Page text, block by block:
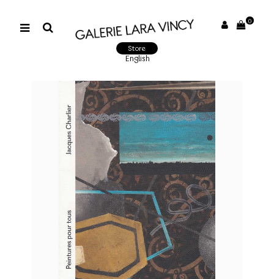
0
Store
English